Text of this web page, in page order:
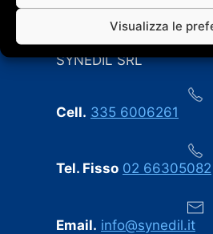
Visualizza le
CONTATTI
SYNEDIL SRL
Cell. 335 6006261
Tel. Fisso 02 66305082
Email. info@synedil.it